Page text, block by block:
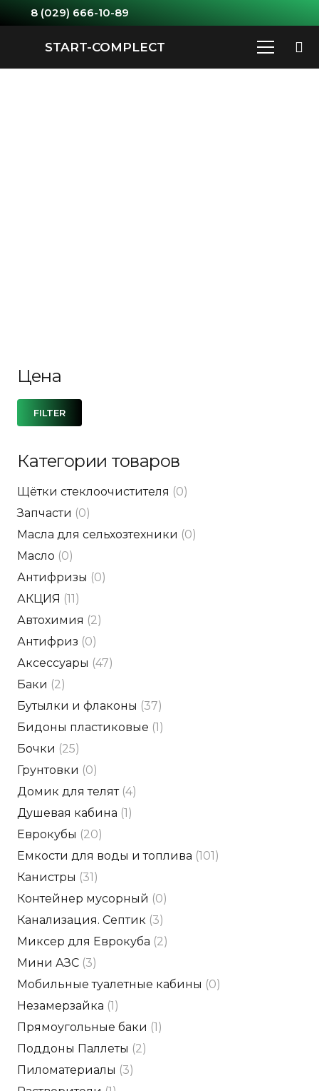
8 (029) 666-10-89
START-COMPLECT
Цена
FILTER
Категории товаров
Щётки стеклоочистителя (0)
Запчасти (0)
Масла для сельхозтехники (0)
Масло (0)
Антифризы (0)
АКЦИЯ (11)
Автохимия (2)
Антифриз (0)
Аксессуары (47)
Баки (2)
Бутылки и флаконы (37)
Бидоны пластиковые (1)
Бочки (25)
Грунтовки (0)
Домик для телят (4)
Душевая кабина (1)
Еврокубы (20)
Емкости для воды и топлива (101)
Канистры (31)
Контейнер мусорный (0)
Канализация. Септик (3)
Миксер для Еврокуба (2)
Мини АЗС (3)
Мобильные туалетные кабины (0)
Незамерзайка (1)
Прямоугольные баки (1)
Поддоны Паллеты (2)
Пиломатериалы (3)